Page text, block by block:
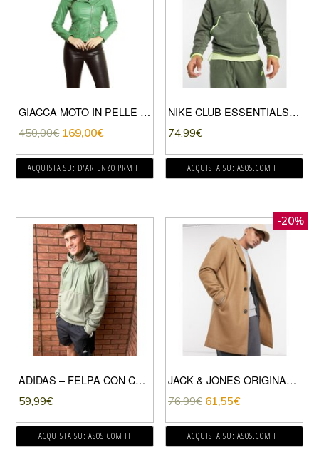
GIACCA MOTO IN PELLE VERDE TRAPUNTATA NAPPA EFFETTO LISCIO
450,00€ 169,00€
ACQUISTA SU: D'ARIENZO PRM IT
NIKE CLUB ESSENTIALS – FELPA CON CAPPUCCIO KAKI CON PANNELLI-VERDE
74,99€
ACQUISTA SU: ASOS.COM IT
ADIDAS – FELPA CON CAPPUCCIO CON TRE STRISCE KAKI-VERDE
59,99€
ACQUISTA SU: ASOS.COM IT
-20%
JACK & JONES ORIGINALS – CAPPOTTO COLOR CAMMELLO-VERDE
76,99€ 61,55€
ACQUISTA SU: ASOS.COM IT